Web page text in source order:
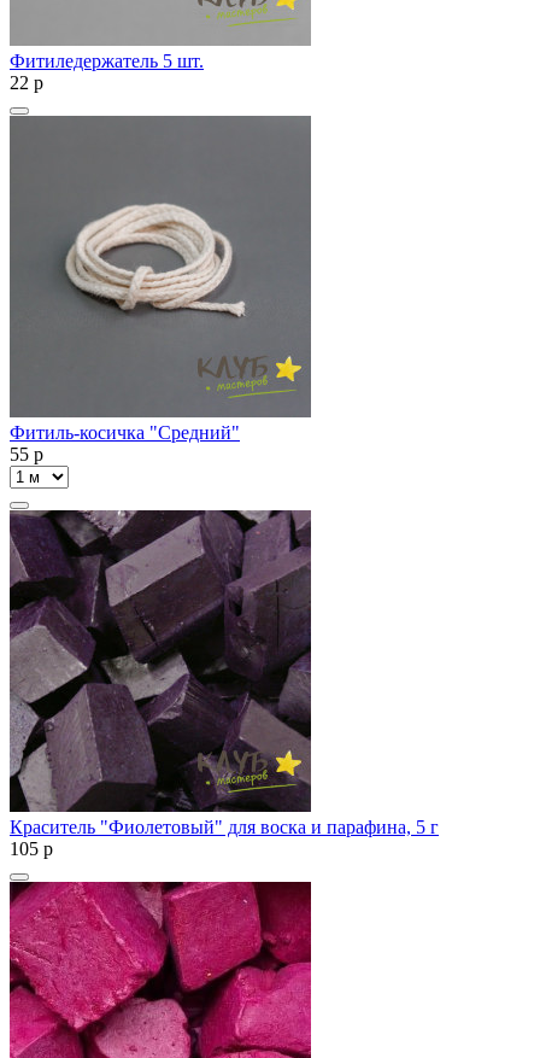
Фитиледержатель 5 шт.
22 p
Фитиль-косичка "Средний"
55 p
Краситель "Фиолетовый" для воска и парафина, 5 г
105 p